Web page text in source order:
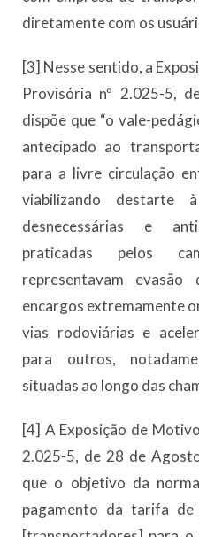
diretamente com os
[3] Nesse sentido, a
Provisória nº 2.025-5,
dispõe que “o vale-
antecipado ao
para a livre circulação
viabilizando destarte
desnecessárias e
praticadas pelos
representavam
encargos extremamente
vias rodoviárias e
para outros,
situadas ao longo das
[4] A Exposição de
2.025-5, de 28 de
que o objetivo da
pagamento da tarifa de